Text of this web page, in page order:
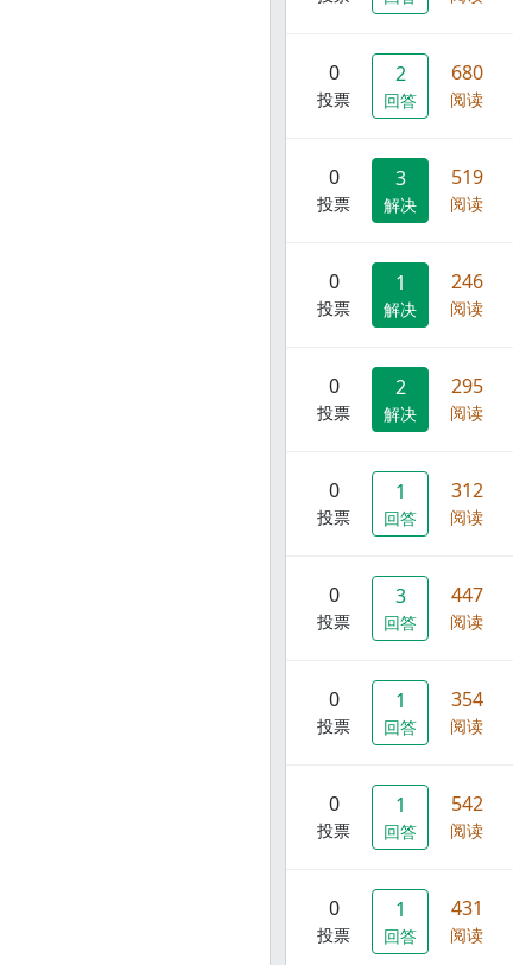
0
投票
2
回答
680
阅读
0
投票
3
解决
519
阅读
0
投票
1
解决
246
阅读
0
投票
2
解决
295
阅读
0
投票
1
回答
312
阅读
0
投票
3
回答
447
阅读
0
投票
1
回答
354
阅读
0
投票
1
回答
542
阅读
0
投票
1
回答
431
阅读